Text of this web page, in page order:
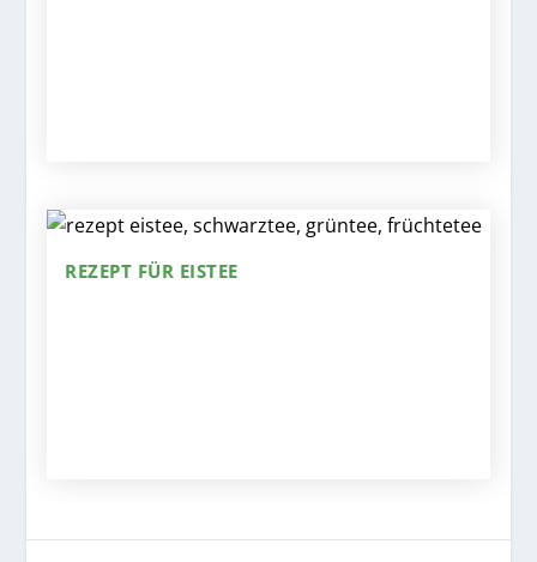
REZEPT FÜR EISTEE